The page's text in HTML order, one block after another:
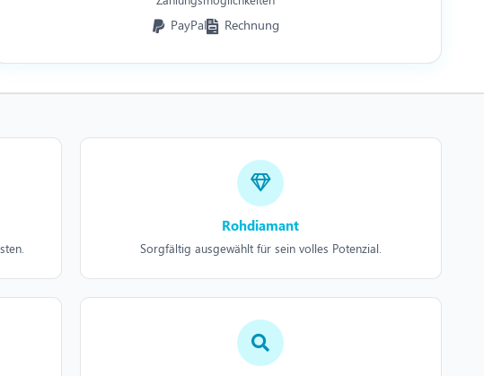
PayPal Rechnung
Rohdiamant
Sorgfältig ausgewählt für sein volles Potenzial.